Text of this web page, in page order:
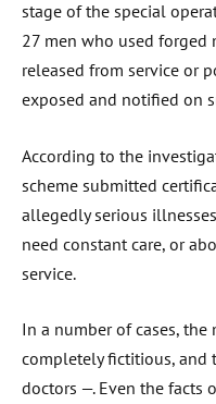
stage of the special
27 men who used forged
released from service or
exposed and notified on
According to the
scheme submitted
allegedly serious
need constant care, or
service.
In a number of cases,
completely fictitious, and
doctors —. Even the